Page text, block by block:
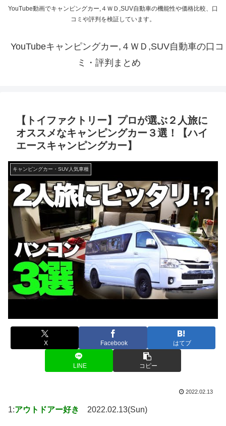
YouTube動画でキャンピングカー,４ＷＤ,SUV自動車の機能性や価格比較、口
コミや評判を検証しています。
YouTubeキャンピングカー,４ＷＤ,SUV自動車の口コ
ミ・評判まとめ
【トイファクトリー】プロが選ぶ２人旅に
オススメなキャンピングカー３選！【ハイ
エースキャンピングカー】
キャンピングカー・SUV人気車種
X Facebook はてブ
LINE コピー
2022.02.13
1:アウトドアー好き 2022.02.13(Sun)